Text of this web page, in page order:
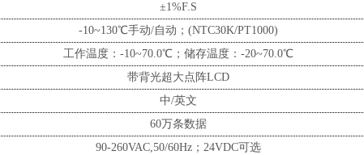
±1%F.S
-10~130℃手动/自动；(NTC30K/PT1000)
工作温度： -10~70.0℃；储存温度：-20~70.0℃
带背光超大点阵LCD
中/英文
60万条数据
90-260VAC,50/60Hz；24VDC可选